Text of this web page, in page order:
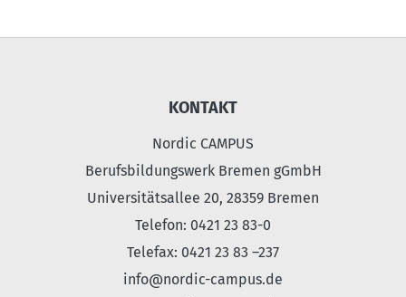
KONTAKT
Nordic CAMPUS
Berufsbildungswerk Bremen gGmbH
Universitätsallee 20, 28359 Bremen
Telefon: 0421 23 83-0
Telefax: 0421 23 83 –237
info@nordic-campus.de